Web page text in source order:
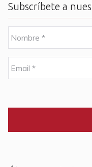
Subscríbete a
o
m
e
m
a
C